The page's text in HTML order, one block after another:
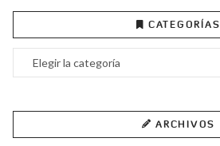
CATEGORÍAS
Categorías
ARCHIVOS